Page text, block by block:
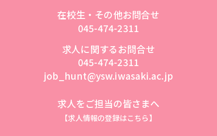
在校生・その他お問合せ
045-474-2311
求人に関するお問合せ
045-474-2311
job_hunt@ysw.iwasaki.ac.jp
求人をご担当の皆さまへ
【求人情報の登録はこちら】